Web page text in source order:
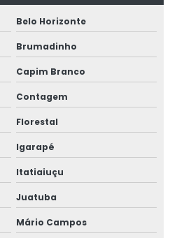
bh
elevadores em bh
no ambiente de trabalho
Belo Horizonte
Brumadinho
Capim Branco
Contagem
Florestal
Igarapé
Itatiaiuçu
Juatuba
Mário Campos